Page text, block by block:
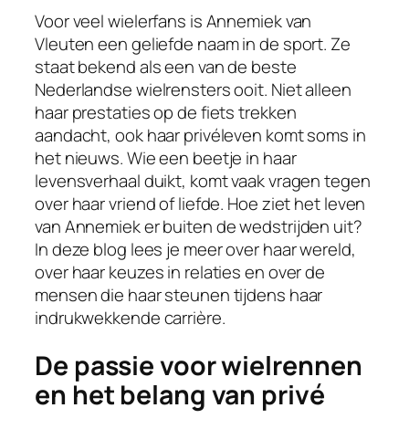
Voor veel wielerfans is Annemiek van
Vleuten een geliefde naam in de sport. Ze
staat bekend als een van de beste
Nederlandse wielrensters ooit. Niet alleen
haar prestaties op de fiets trekken
aandacht, ook haar privéleven komt soms in
het nieuws. Wie een beetje in haar
levensverhaal duikt, komt vaak vragen tegen
over haar vriend of liefde. Hoe ziet het leven
van Annemiek er buiten de wedstrijden uit?
In deze blog lees je meer over haar wereld,
over haar keuzes in relaties en over de
mensen die haar steunen tijdens haar
indrukwekkende carrière.
De passie voor wielrennen
en het belang van privé